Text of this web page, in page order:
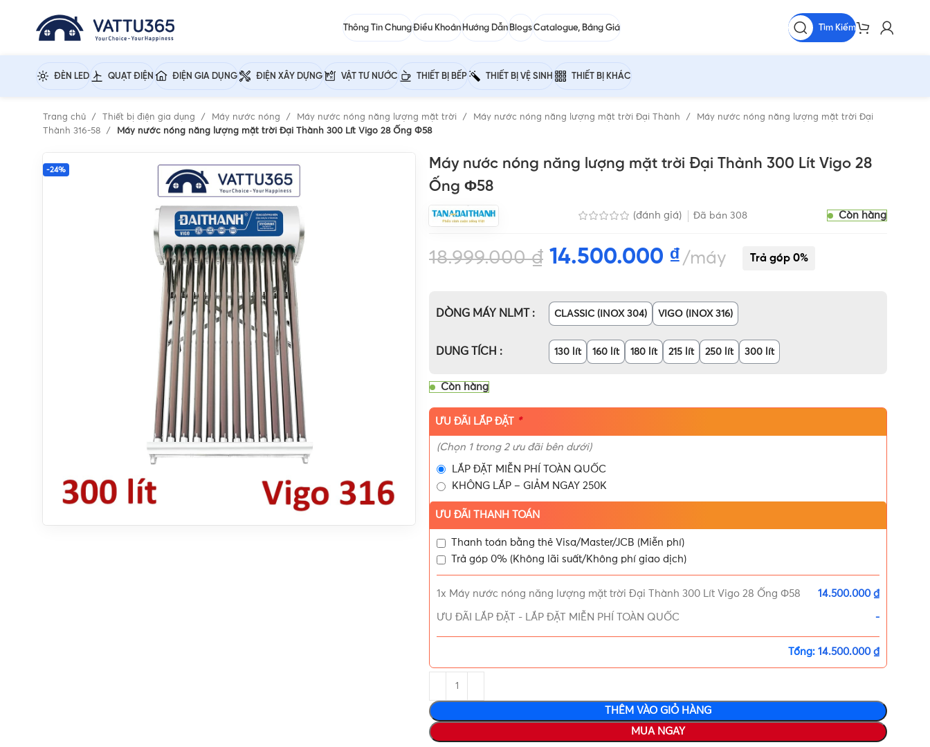
Thông Tin ChungĐiều Khoản Hướng Dẫn BlogsCatalogue, Bảng Giá Tìm Kiếm
ĐÈN LED QUẠT ĐIỆN ĐIỆN GIA DỤNG ĐIỆN XÂY DỰNG VẬT TƯ NƯỚC THIẾT BỊ BẾP THIẾT BỊ VỆ SINH THIẾT BỊ KHÁC
Trang chủ Thiết bị điện gia dụng Máy nước nóng Máy nước nóng năng lượng mặt trời Máy nước nóng năng lượng mặt trời Đại Thành
Máy nước nóng năng lượng mặt trời Đại
Thành 316-58
Máy nước nóng năng lượng mặt trời Đại Thành 300 Lít Vigo 28 Ống Φ58
-24%
Máy nước nóng năng lượng mặt trời Đại Thành 300 Lít Vigo 28
Ống Φ58
(đánh giá) Đã bán 308 Còn hàng
18.999.000₫ 14.500.000 ₫ máy
DÒNG MÁY NLMT CLASSIC (INOX 304) VIGO (INOX 316)
DUNG TÍCH 130 lít 160 lít 180 lít 215 lít 250 lít 300 lít
Còn hàng
ƯU ĐÃI LẮP ĐẶT *
(Chọn 1 trong 2 ưu đãi bên dưới)
LẮP ĐẶT MIỄN PHÍ TOÀN QUỐC
KHÔNG LẮP – GIẢM NGAY 250K
ƯU ĐÃI THANH TOÁN
Thanh toán bằng thẻ Visa/Master/JCB (Miễn phí)
Trả góp 0% (Không lãi suất/Không phí giao dịch)
1x Máy nước nóng năng lượng mặt trời Đại Thành 300 Lít Vigo 28 Ống Φ58 14.500.000 ₫
ƯU ĐÃI LẮP ĐẶT - LẮP ĐẶT MIỄN PHÍ TOÀN QUỐC -
Tổng: 14.500.000 ₫
THÊM VÀO GIỎ HÀNG
MUA NGAY